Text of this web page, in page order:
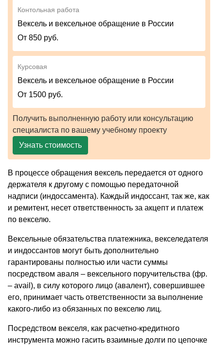
Контольная работа
Вексель и вексельное обращение в России
От 850 руб.
Курсовая
Вексель и вексельное обращение в России
От 1500 руб.
Получить выполненную работу или консультацию
специалиста по вашему учебному проекту
Узнать стоимость
В процессе обращения вексель передается от одного
держателя к другому с помо­щью передаточной
надписи (индоссамента). Каждый индоссант, так же, как
и ремитент, несет ответственность за акцепт и платеж
по векселю.
Вексельные обязательства платежника, векселедателя
и индоссантов могут быть дополнительно
гарантированы полностью или части суммы
посредством аваля – век­сельного поручительства (фр.
– avail), в силу которого лицо (авалент), совершившее
его, принимает часть ответственности за выполнение
какого-либо из обязанных по векселю лиц.
Посредством векселя, как расчетно-кредитного
инструмента можно гасить взаим­ные долги по цепочке